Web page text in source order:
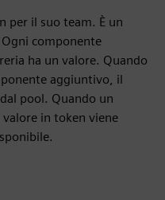
per il suo team. È un
componente
ha un valore. Quando
aggiuntivo, il
pool. Quando un
in token viene